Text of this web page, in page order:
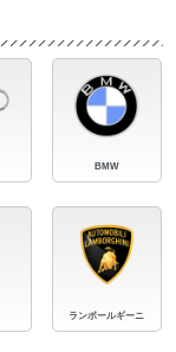
BMW
ランボールギーニ